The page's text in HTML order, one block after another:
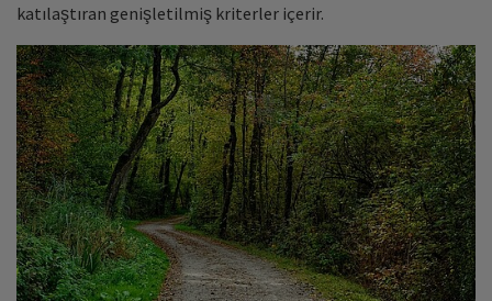
katılaştıran genişletilmiş kriterler içerir.